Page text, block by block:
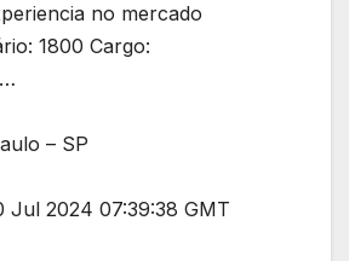
no mercado
1800 Cargo:
…
– SP
Jul 2024 07:39:38 GMT